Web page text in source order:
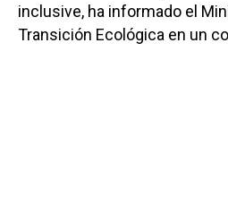
inclusive, ha informado el
Transición Ecológica en un